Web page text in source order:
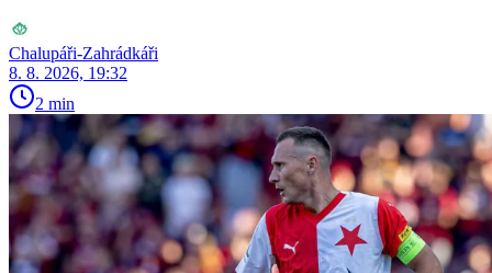
Chalupáři-Zahrádkáři
8. 8. 2026, 19:32
2 min